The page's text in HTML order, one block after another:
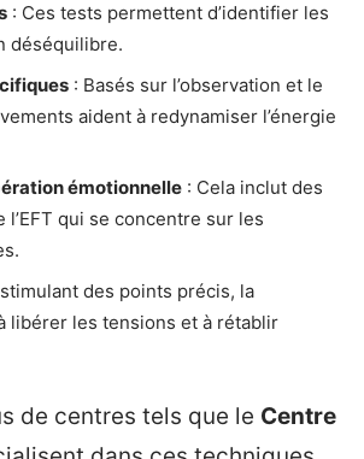
: Ces tests permettent d’identifier les
déséquilibre.
: Basés sur l’observation et le
aident à redynamiser l’énergie
émotionnelle : Cela inclut des
l’EFT qui se concentre sur les
des points précis, la
libérer les tensions et à rétablir
de centres tels que le Centre